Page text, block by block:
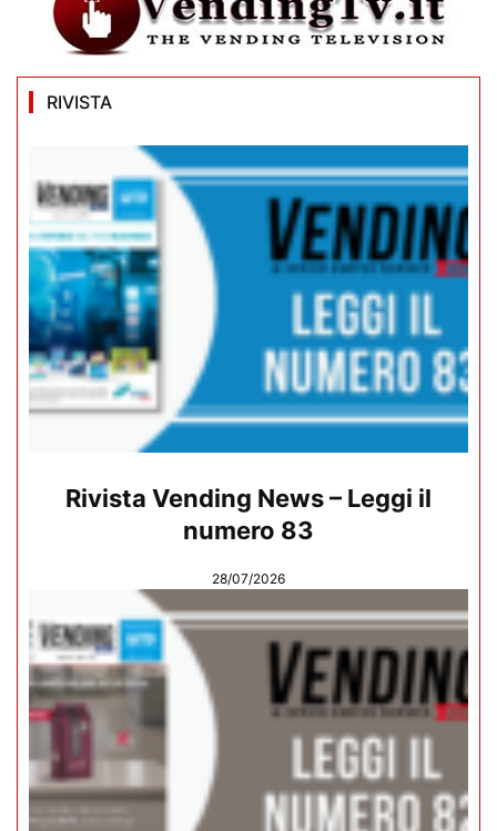
RIVISTA
Rivista Vending News – Leggi il
numero 83
28/07/2026